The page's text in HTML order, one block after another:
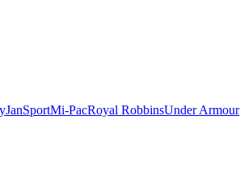
JanSportMi-PacRoyal RobbinsUnder Armour